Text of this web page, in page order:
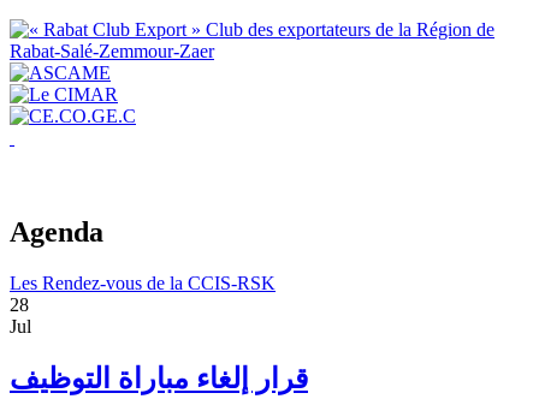
Agenda
Les Rendez-vous de la CCIS-RSK
28
Jul
قرار إلغاء مباراة التوظيف